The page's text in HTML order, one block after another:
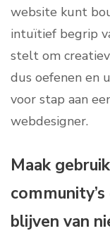
website kunt
intuïtief begrip
stelt om
dus oefenen en
voor stap aan
webdesigner.
Maak
blijven van